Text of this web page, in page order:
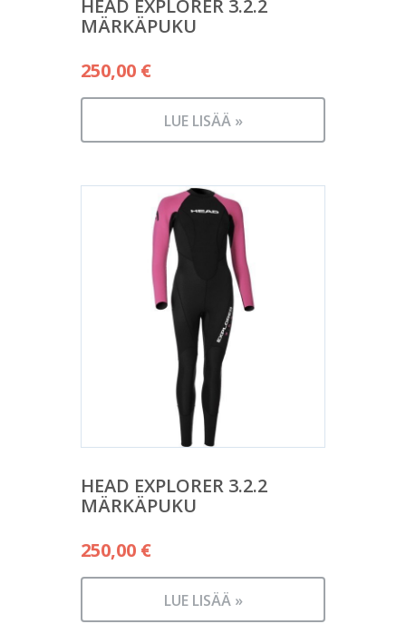
HEAD EXPLORER 3.2.2
MÄRKÄPUKU
250,00 €
LUE LISÄÄ »
HEAD EXPLORER 3.2.2
MÄRKÄPUKU
250,00 €
LUE LISÄÄ »